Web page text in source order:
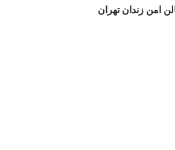
امن زندان تهران